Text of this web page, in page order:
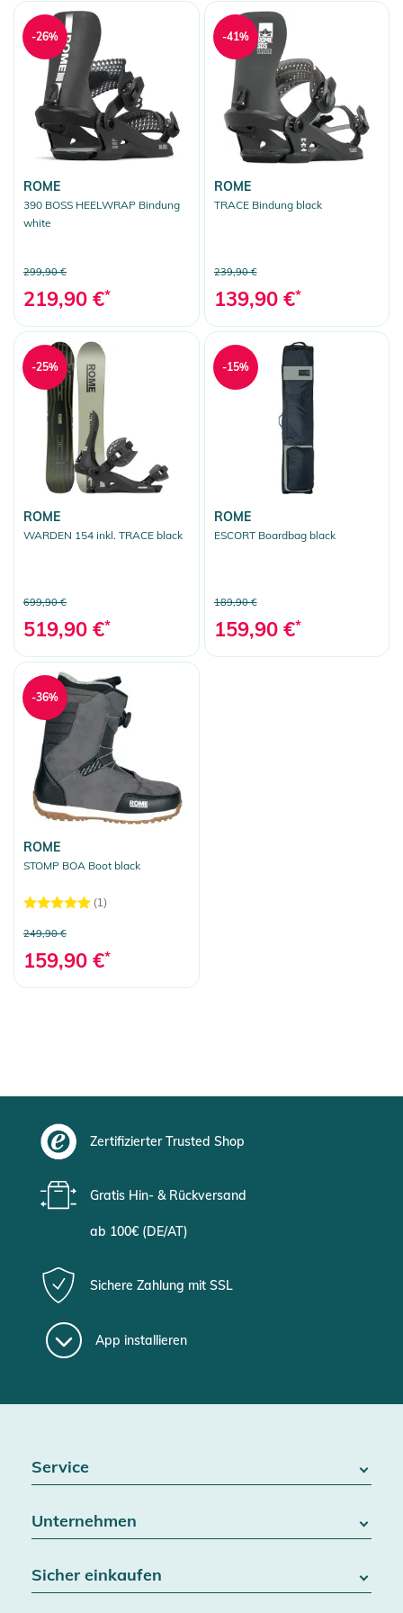
ROME
390 BOSS HEELWRAP Bindung
white
299,90 €
219,90 €*
-26%
ROME
TRACE Bindung black
239,90 €
139,90 €*
-41%
ROME
WARDEN 154 inkl. TRACE black
699,90 €
519,90 €*
-25%
ROME
ESCORT Boardbag black
189,90 €
159,90 €*
-15%
ROME
STOMP BOA Boot black
(1)
249,90 €
159,90 €*
-36%
Zertifizierter Trusted Shop
Gratis Hin- & Rückversand
ab 100€ (DE/AT)
Sichere Zahlung mit SSL
App installieren
Service
Batteriegesetz
Widerrufsrecht
Vertrag widerrufen
Unternehmen
Blog
Sicher einkaufen